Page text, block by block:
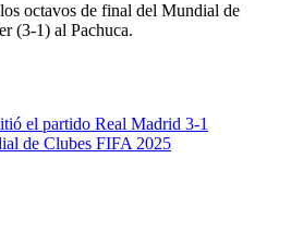
octavos de final del Mundial de
(3-1) al Pachuca.